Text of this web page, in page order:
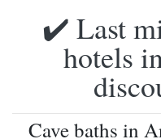
✔️ Last
hotels
Cave baths in